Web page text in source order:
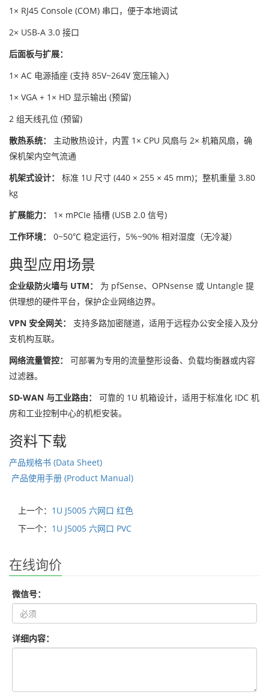
1× RJ45 Console (COM) 串口，便于本地调试
2× USB-A 3.0 接口
后面板与扩展：
1× AC 电源插座 (支持 85V~264V 宽压输入)
1× VGA + 1× HD 显示输出 (预留)
2 组天线孔位 (预留)
散热系统：
主动散热设计，内置 1× CPU 风扇与 2× 机箱风扇，确
保机架内空气流通
机架式设计：
标准 1U 尺寸 (440 × 255 × 45 mm)；整机重量 3.80
kg
扩展能力：
1× mPCIe 插槽 (USB 2.0 信号)
工作环境：
0~50℃ 稳定运行，5%~90% 相对湿度（无冷凝）
典型应用场景
企业级防火墙与 UTM：
为 pfSense、OPNsense 或 Untangle 提
供理想的硬件平台，保护企业网络边界。
VPN 安全网关：
支持多路加密隧道，适用于远程办公安全接入及分
支机构互联。
网络流量管控：
可部署为专用的流量整形设备、负载均衡器或内容
过滤器。
SD-WAN 与工业路由：
可靠的 1U 机箱设计，适用于标准化 IDC 机
房和工业控制中心的机柜安装。
资料下载
产品规格书 (Data Sheet)
产品使用手册 (Product Manual)
上一个： 1U J5005 六网口 红色
下一个： 1U J5005 六网口 PVC
在线询价
微信号：
详细内容：